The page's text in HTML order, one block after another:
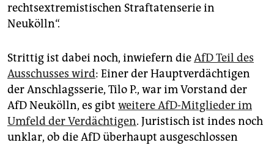
rechtsextremistischen Straftatenserie in
Neukölln“.
Strittig ist dabei noch, inwiefern dieAfD Teil des
Ausschusses wird: Einer der Hauptverdächtigen
der Anschlagsserie, Tilo P., war im Vorstand der
AfD Neukölln, es gibt weitere AfD-Mitglieder im
Umfeld der Verdächtigen. Juristisch ist indes noch
unklar, ob die AfD überhaupt ausgeschlossen